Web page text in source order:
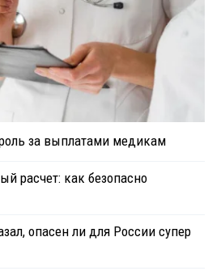
за выплатами медикам
расчет: как безопасно
опасен ли для России супер